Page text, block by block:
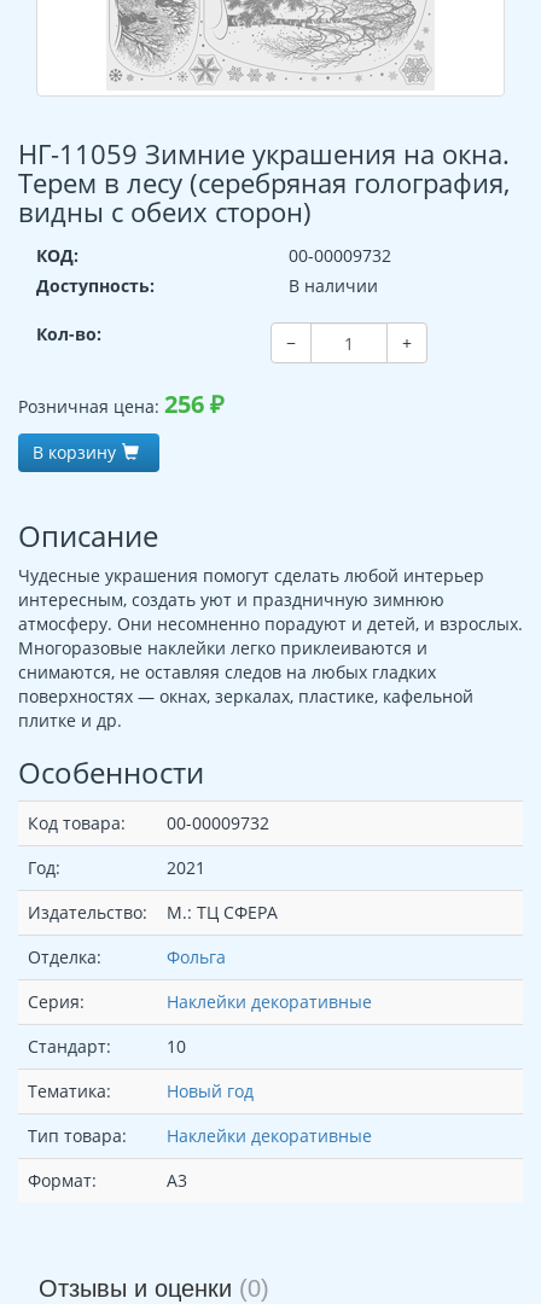
НГ-11059 Зимние украшения на окна.
Терем в лесу (серебряная голография,
видны с обеих сторон)
КОД:
00-00009732
Доступность:
В наличии
Кол-во: − +
Розничная цена: 256₽
В корзину
Описание
Чудесные украшения помогут сделать любой интерьер
интересным, создать уют и праздничную зимнюю
атмосферу. Они несомненно порадуют и детей, и взрослых.
Многоразовые наклейки легко приклеиваются и
снимаются, не оставляя следов на любых гладких
поверхностях — окнах, зеркалах, пластике, кафельной
плитке и др.
Особенности
Код товара:
00-00009732
Год:
2021
Издательство:
М.: ТЦ СФЕРА
Отделка:
Фольга
Серия:
Наклейки декоративные
Стандарт:
10
Тематика:
Новый год
Тип товара:
Наклейки декоративные
Формат:
А3
Отзывы и оценки (0)